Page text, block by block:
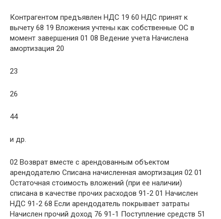
Контрагентом предъявлен НДС 19 60 НДС принят к
вычету 68 19 Вложения учтены как собственные ОС в
момент завершения 01 08 Ведение учета Начислена
амортизация 20
23
26
44
и др.
02 Возврат вместе с арендованным объектом
арендодателю Списана начисленная амортизация 02 01
Остаточная стоимость вложений (при ее наличии)
списана в качестве прочих расходов 91-2 01 Начислен
НДС 91-2 68 Если арендодатель покрывает затраты
Начислен прочий доход 76 91-1 Поступление средств 51